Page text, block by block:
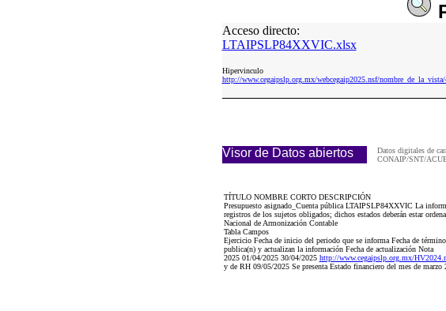
Acceso directo:
LTAIPSLP84XXVIC.xlsx
Hipervinculo
http://www.cegaipslp.org.mx/webcegaip2025.nsf/
Visor de Datos abiertos
Datos digitales de
CONAIP/SNT/
TÍTULO NOMBRE CORTO DESCRIPCIÓN
Presupuesto asignado_Cuenta pública LTAIPSLP84XXVIC La
registros de los sujetos obligados; dichos estados deberán estar
Nacional de Armonización Contable
Tabla Campos
Ejercicio Fecha de inicio del periodo que se informa Fecha de
publica(n) y actualizan la información Fecha de actualización Nota
2025 01/04/2025 30/04/2025 http://www.cegaipslp.org.mx/
y de RH 09/05/2025 Se presenta Estado financiero del mes de